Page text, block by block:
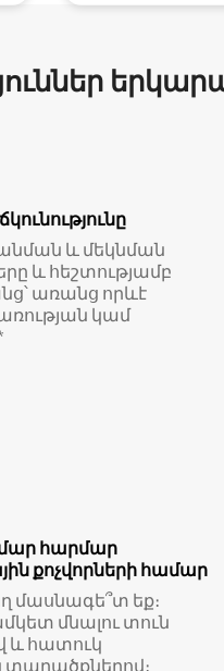
և մեկնման
և հեշտությամբ
առանց որևէ
կամ
հարմար
քոչվորների համար
եք։
մնալու տուն
և հատուկ